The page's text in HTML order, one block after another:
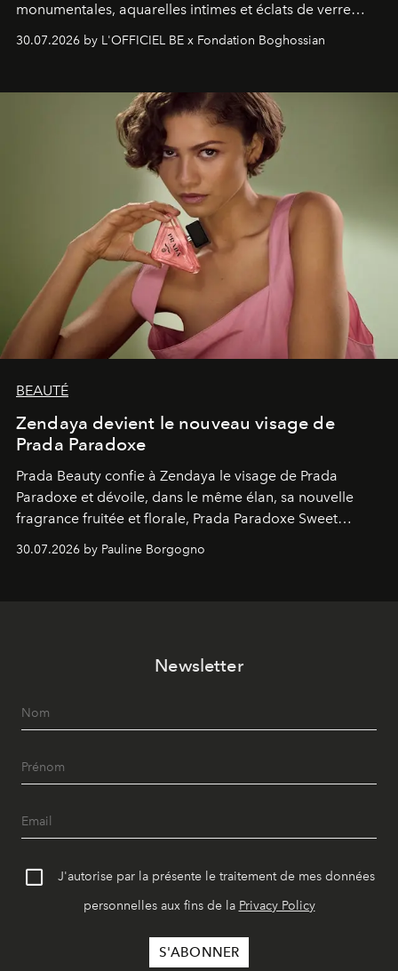
monumentales, aquarelles intimes et éclats de verre
soufflé, l’artiste français compose un itinéraire
émotionnel où chaque œuvre devient le souvenir
émerveillement.
30.07.2026 by L'OFFICIEL BE x Fondation Boghossian
BEAUTÉ
Zendaya devient le nouveau visage de
Prada Paradoxe
Prada Beauty confie à Zendaya le visage de Prada
Paradoxe et dévoile, dans le même élan, sa nouvelle
fragrance fruitée et florale, Prada Paradoxe Sweet
Chemistry Eau de Parfum.
30.07.2026 by Pauline Borgogno
Newsletter
J'autorise par la présente le traitement de mes données
personnelles aux fins de la Privacy Policy